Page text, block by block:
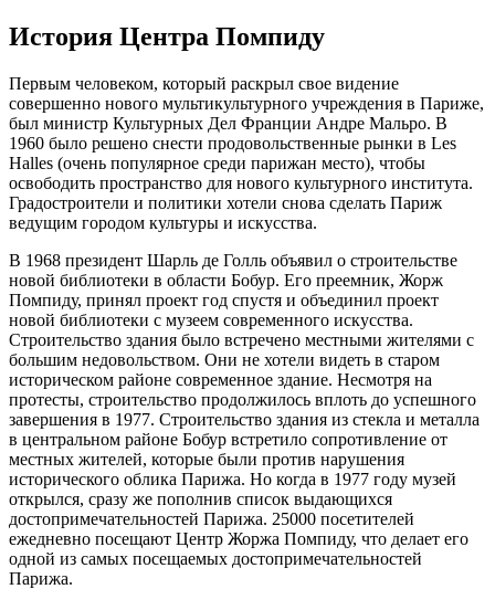
История Центра Помпиду
Первым человеком, который раскрыл свое видение
совершенно нового мультикультурного учреждения в Париже,
был министр Культурных Дел Франции Андре Мальро. В
1960 было решено снести продовольственные рынки в Les
Halles (очень популярное среди парижан место), чтобы
освободить пространство для нового культурного института.
Градостроители и политики хотели снова сделать Париж
ведущим городом культуры и искусства.
В 1968 президент Шарль де Голль объявил о строительстве
новой библиотеки в области Бобур. Его преемник, Жорж
Помпиду, принял проект год спустя и объединил проект
новой библиотеки с музеем современного искусства.
Строительство здания было встречено местными жителями с
большим недовольством. Они не хотели видеть в старом
историческом районе современное здание. Несмотря на
протесты, строительство продолжилось вплоть до успешного
завершения в 1977. Строительство здания из стекла и металла
в центральном районе Бобур встретило сопротивление от
местных жителей, которые были против нарушения
исторического облика Парижа. Но когда в 1977 году музей
открылся, сразу же пополнив список выдающихся
достопримечательностей Парижа. 25000 посетителей
ежедневно посещают Центр Жоржа Помпиду, что делает его
одной из самых посещаемых достопримечательностей
Парижа.